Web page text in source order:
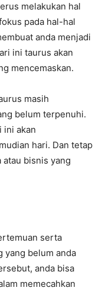
melakukan hal
pada hal-hal
anda menjadi
ini taurus akan
mencemaskan.
masih
belum terpenuhi.
ini akan
hari. Dan tetap
bisnis yang
serta
yang belum anda
anda bisa
memecahkan